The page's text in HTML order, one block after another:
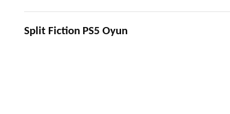
Split Fiction PS5 Oyun